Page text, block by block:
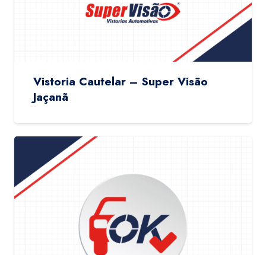
Vistoria Cautelar – Super Visão
Jaçanã